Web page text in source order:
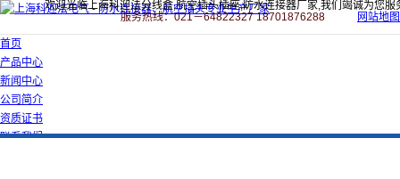
欢迎光临上海科迎法分线盒,航空插头插座,防水连接器厂家,我们竭诚为您服
服务热线：021－64822327 18701876288
网站地图
首页
产品中心
新闻中心
公司简介
资质证书
联系我们